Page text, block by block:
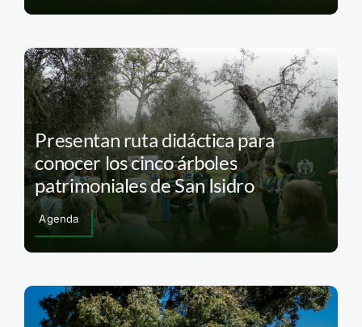
Presentan ruta didáctica para
conocer los cinco árboles
patrimoniales de San Isidro
Agenda